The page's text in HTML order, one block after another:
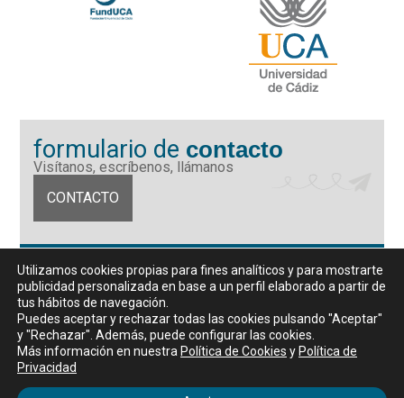
formulario de contacto
Visítanos, escríbenos, llámanos
CONTACTO
Fundación Universidad de Cádiz
Calle Ancha 10 (Edificio José Pérez Llorca), CP. 11001, Cádiz
CIF: G11442167
956 07 03 70 / 72
Horario de atención al público
De lunes a viernes, de 9 a 14 horas
Utilizamos cookies propias para fines analíticos y para mostrarte
publicidad personalizada en base a un perfil elaborado a partir de
tus hábitos de navegación.
Puedes aceptar y rechazar todas las cookies pulsando "Aceptar"
y "Rechazar". Además, puede configurar las cookies.
Más información en nuestra Política de Cookies y Política de
Privacidad